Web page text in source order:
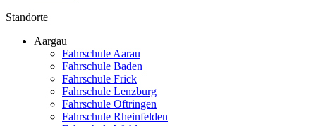
Standorte
Aargau
Fahrschule Aarau
Fahrschule Baden
Fahrschule Frick
Fahrschule Lenzburg
Fahrschule Oftringen
Fahrschule Rheinfelden